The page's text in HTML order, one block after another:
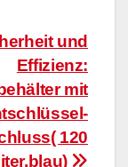
und
Effizienz:
mit
120